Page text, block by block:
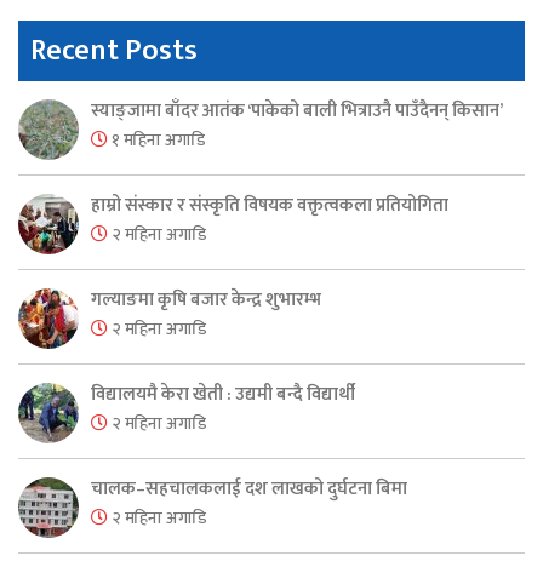
Recent Posts
स्याङ्जामा बाँदर आतंक ‘पाकेको बाली भित्राउनै पाउँदैनन् किसान’
१ महिना अगाडि
हाम्रो संस्कार र संस्कृति विषयक वक्तृत्वकला प्रतियोगिता
२ महिना अगाडि
गल्याङमा कृषि बजार केन्द्र शुभारम्भ
२ महिना अगाडि
विद्यालयमै केरा खेती : उद्यमी बन्दै विद्यार्थी
२ महिना अगाडि
चालक–सहचालकलाई दश लाखको दुर्घटना बिमा
२ महिना अगाडि